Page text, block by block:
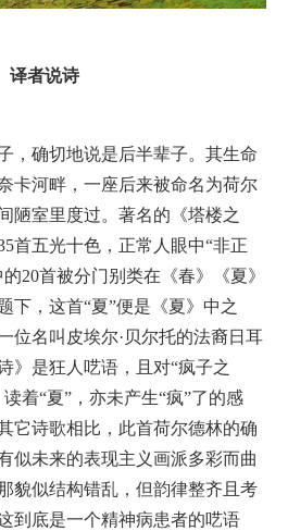
译者说诗
，确切地说是后半辈子。其生命
卡河畔，一座后来被命名为荷尔
陋室里度过。著名的《塔楼之
五光十色，正常人眼中“非正
20首被分门别类在《春》《夏》
下，这首“夏”便是《夏》中之
位名叫皮埃尔·贝尔托的法裔日耳
》是狂人呓语，且对“疯子之
着“夏”，亦未产生“疯”了的感
它诗歌相比，此首荷尔德林的确
似未来的表现主义画派多彩而曲
貌似结构错乱，但韵律整齐且考
到底是一个精神病患者的呓语